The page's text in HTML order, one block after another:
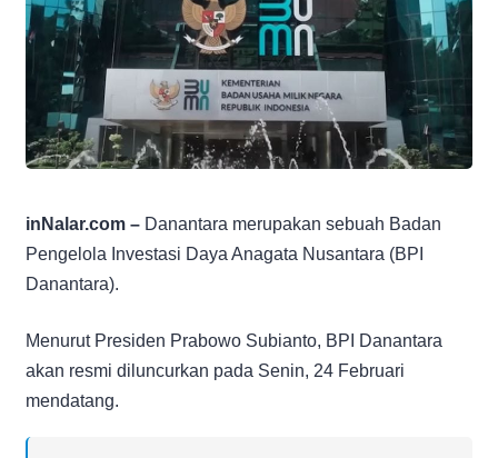
inNalar.com – Danantara merupakan sebuah Badan
Pengelola Investasi Daya Anagata Nusantara (BPI
Danantara).
Menurut Presiden Prabowo Subianto, BPI Danantara
akan resmi diluncurkan pada Senin, 24 Februari
mendatang.